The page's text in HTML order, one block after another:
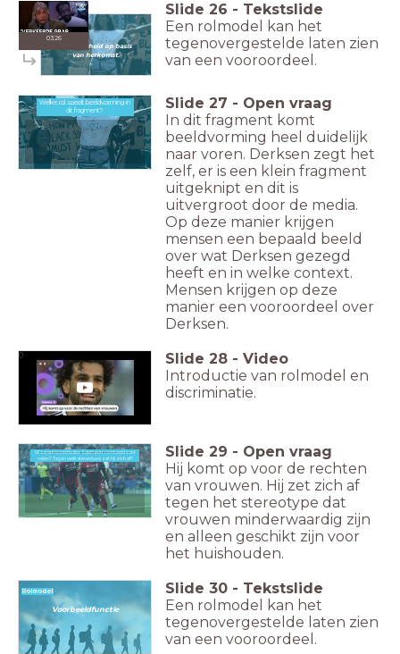
03:26
Racisme
Onderscheid op basis
van herkomst.
Slide 26 - Tekstslide
Een rolmodel kan het
tegenovergestelde laten zien
van een vooroordeel.
Welke rol speelt beeldvorming in dit fragment?
Welke rol speelt beeldvorming in
dit fragment?
Slide 27 - Open vraag
In dit fragment komt
beeldvorming heel duidelijk
naar voren. Derksen zegt het
zelf, er is een klein fragment
uitgeknipt en dit is
uitvergroot door de media.
Op deze manier krijgen
mensen een bepaald beeld
over wat Derksen gezegd
heeft en in welke context.
Mensen krijgen op deze
manier een vooroordeel over
Derksen.
0 Slide 28 - Video
Introductie van rolmodel en
discriminatie.
Waarom is voetballer Salah een rolmodel? Tegen welk stereotype zet hij zich af?
Waarom is voetballer Salah een voorbeeld voor
velen? Tegen welk stereotype zet hij zich af?
Slide 29 - Open vraag
Hij komt op voor de rechten
van vrouwen. Hij zet zich af
tegen het stereotype dat
vrouwen minderwaardig zijn
en alleen geschikt zijn voor
het huishouden.
Rolmodel
Voorbeeldfunctie
Slide 30 - Tekstslide
Een rolmodel kan het
tegenovergestelde laten zien
van een vooroordeel.